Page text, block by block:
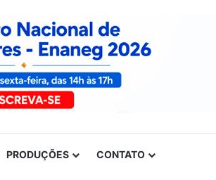
PRODUÇÕES CONTATO